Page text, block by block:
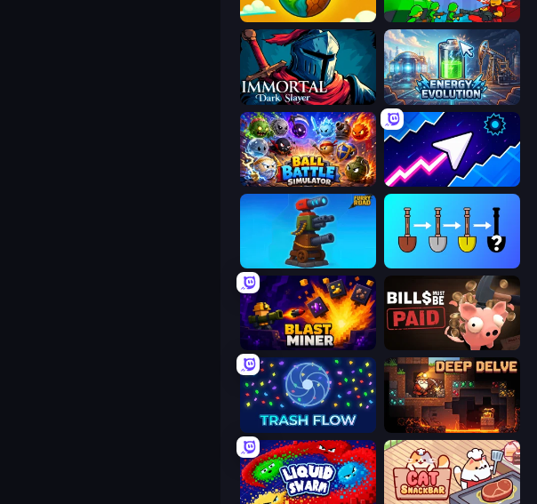
Land Explorers: Merge & Build Epic Army Clash
Immortal: Dark Slayer Energy Evolution
Ball Battle Simulator Space Waves
Furry Road
Blast Miner Bills Must Be Paid
Trash Flow Deep Delve